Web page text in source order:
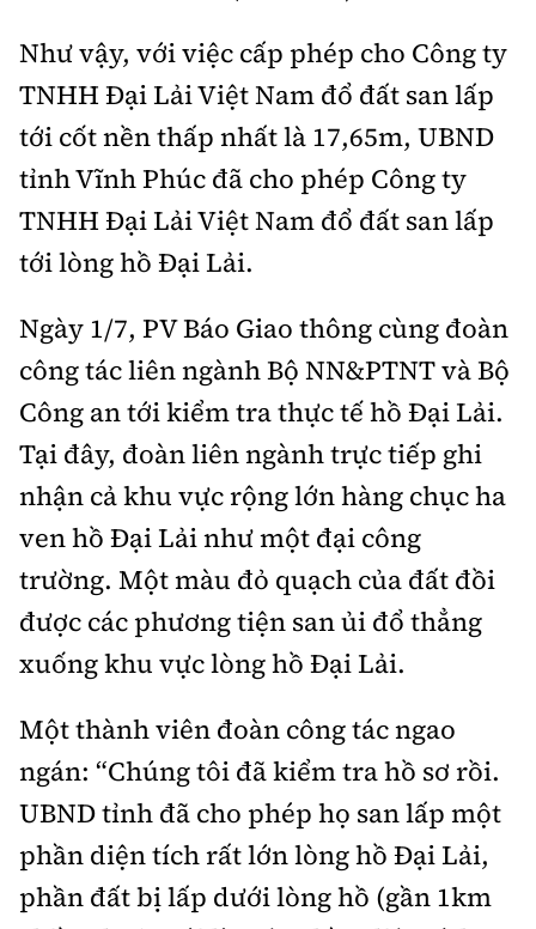
Như vậy, với việc cấp phép cho Công ty
TNHH Đại Lải Việt Nam đổ đất san lấp
tới cốt nền thấp nhất là 17,65m, UBND
tỉnh Vĩnh Phúc đã cho phép Công ty
TNHH Đại Lải Việt Nam đổ đất san lấp
tới lòng hồ Đại Lải.
Ngày 1/7, PV Báo Giao thông cùng đoàn
công tác liên ngành Bộ NN&PTNT và Bộ
Công an tới kiểm tra thực tế hồ Đại Lải.
Tại đây, đoàn liên ngành trực tiếp ghi
nhận cả khu vực rộng lớn hàng chục ha
ven hồ Đại Lải như một đại công
trường. Một màu đỏ quạch của đất đồi
được các phương tiện san ủi đổ thẳng
xuống khu vực lòng hồ Đại Lải.
Một thành viên đoàn công tác ngao
ngán: “Chúng tôi đã kiểm tra hồ sơ rồi.
UBND tỉnh đã cho phép họ san lấp một
phần diện tích rất lớn lòng hồ Đại Lải,
phần đất bị lấp dưới lòng hồ (gần 1km